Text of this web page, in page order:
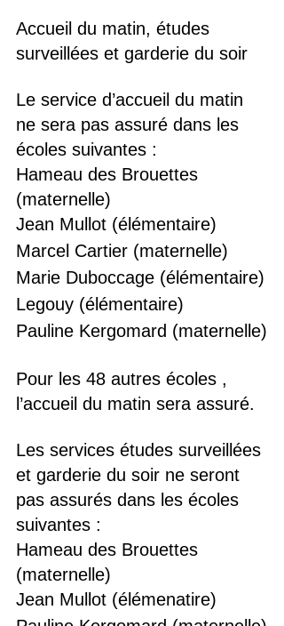
Accueil du matin, études
surveillées et garderie du soir
Le service d’accueil du matin
ne sera pas assuré dans les
écoles suivantes :
Hameau des Brouettes
(maternelle)
Jean Mullot (élémentaire)
Marcel Cartier (maternelle)
Marie Duboccage (élémentaire)
Legouy (élémentaire)
Pauline Kergomard (maternelle)
Pour les 48 autres écoles ,
l’accueil du matin sera assuré.
Les services études surveillées
et garderie du soir ne seront
pas assurés dans les écoles
suivantes :
Hameau des Brouettes
(maternelle)
Jean Mullot (élémenatire)